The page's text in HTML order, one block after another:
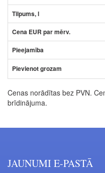
Cenas norādītas bez PVN.
brīdinājuma.
JAUNUMI E-PASTĀ